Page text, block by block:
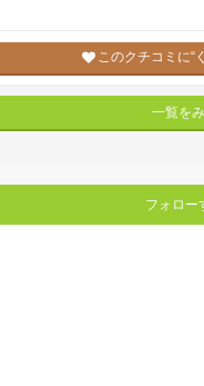
このクチコミに“
一覧を
フォロー